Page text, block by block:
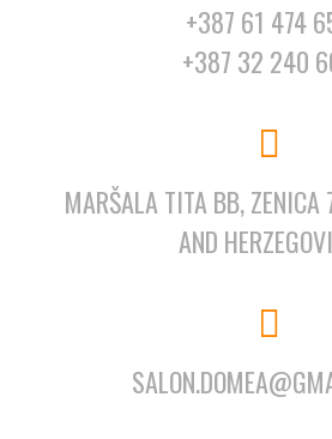
+387 61 474
+387 32 240
MARŠALA TITA BB,
AND